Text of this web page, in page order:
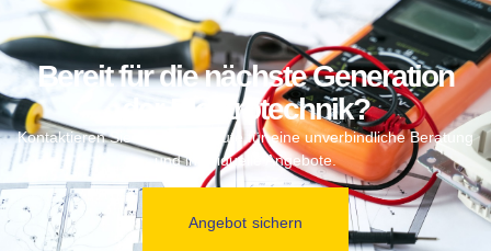
Bereit für die nächste Generation
der Elektrotechnik?
Kontaktieren Sie uns noch heute für eine unverbindliche Beratung
und individuelle Angebote.
Angebot sichern